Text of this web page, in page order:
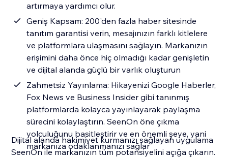
artırmaya yardımcı olur.
Geniş Kapsam: 200'den fazla haber sitesinde
tanıtım garantisi verin, mesajınızın farklı kitlelere
ve platformlara ulaşmasını sağlayın. Markanızın
erişimini daha önce hiç olmadığı kadar genişletin
ve dijital alanda güçlü bir varlık oluşturun
Zahmetsiz Yayınlama: Hikayenizi Google Haberler,
Fox News ve Business Insider gibi tanınmış
platformlarda kolayca yayınlayarak paylaşma
sürecini kolaylaştırın. SeenOn öne çıkma
yolculuğunu basitleştirir ve en önemli şeye, yani
markanıza odaklanmanızı sağlar
Dijital alanda hakimiyet kurmanızı sağlayan uygulama
SeenOn ile markanızın tüm potansiyelini açığa çıkarın.